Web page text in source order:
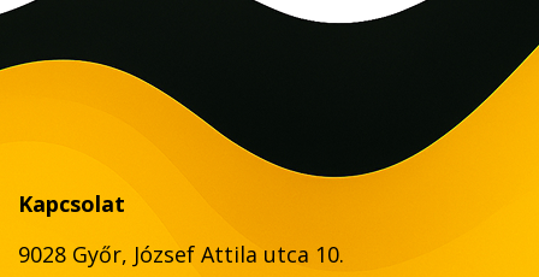
Kapcsolat
9028 Győr, József Attila utca 10.